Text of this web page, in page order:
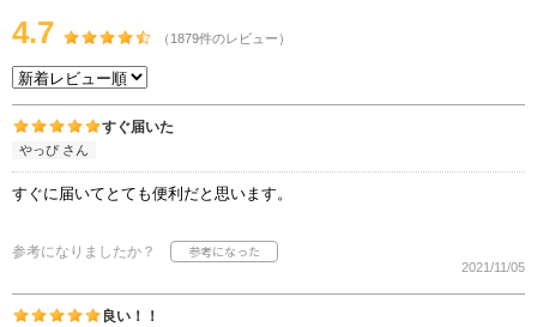
4.7 （1879件のレビュー）
すぐ届いた
やっぴ さん
すぐに届いてとても便利だと思います。
参考になりましたか？
2021/11/05
良い！！